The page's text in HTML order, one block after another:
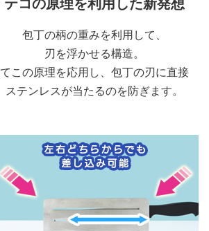
テコの原理を利用した新発想
包丁の柄の重みを利用して、
刃を浮かせる構造。
てこの原理を応用し、包丁の刃に直接
ステンレスが当たるのを防ぎます。